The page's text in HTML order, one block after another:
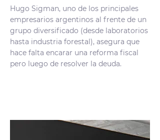
Hugo Sigman, uno de los principales
empresarios argentinos al frente de un
grupo diversificado (desde laboratorios
hasta industria forestal), asegura que
hace falta encarar una reforma fiscal
pero luego de resolver la deuda.